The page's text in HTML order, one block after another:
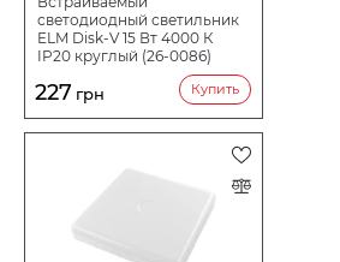
светодиодный светильник
ELM Disk-V 15 Вт 4000 К
IP20 круглый (26-0086)
227 грн Купить